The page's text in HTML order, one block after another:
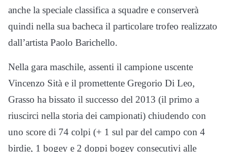
anche la speciale classifica a squadre e conserverà
quindi nella sua bacheca il particolare trofeo realizzato
dall’artista Paolo Barichello.
Nella gara maschile, assenti il campione uscente
Vincenzo Sità e il promettente Gregorio Di Leo,
Grasso ha bissato il successo del 2013 (il primo a
riuscirci nella storia dei campionati) chiudendo con
uno score di 74 colpi (+ 1 sul par del campo con 4
birdie, 1 bogey e 2 doppi bogey consecutivi alle